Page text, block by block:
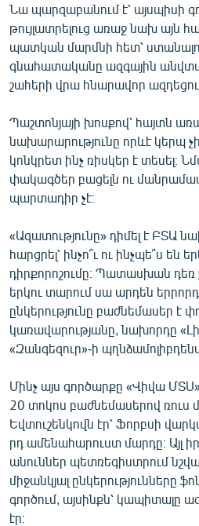
Նա պարզաբանում է՝ այսպիսի
թույլատրելուց առաջ նախ այն
պատկան մարմնի հետ՝
գնահատականը ազգային
շահերի վրա հնարավոր
Պաշտոնյայի խոսքով՝ հայտն
նախարարությունը որևէ կերպ
կոնկրետ ինչ ռիսկեր է տեսել։
փակագծեր բացելն ու
պարտադիր չէ։
«Ազատությունը» դիմել է ԲՏԱ
հարցրել՝ ինչո՞ւ ու ինչպե՞ս են
դիրքորոշումը։ Պատասխան դեռ
երկու տարում սա արդեն
ընկերությունը բաժնեմասեր է
կառավարությանը, նախորդը
«Զանգեզուր»-ի
Մինչ այս գործարքը «Վիվա
20 տոկոս բաժնեմասերով ռուս
Եվտուշենկովն էր՝ Ֆորբսի
րդ ամենահարուստ մարդը։ Այլ
անուններ պետռեգիստրում
միջանկյալ ընկերությունները
գործում, այսինքն՝ կապիտալը
էր։